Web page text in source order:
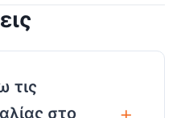
τις
στο